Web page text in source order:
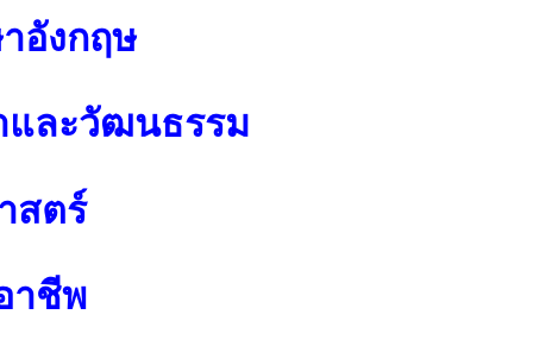
อังกฤษ
และวัฒนธรรม
สตร์
าชีพ